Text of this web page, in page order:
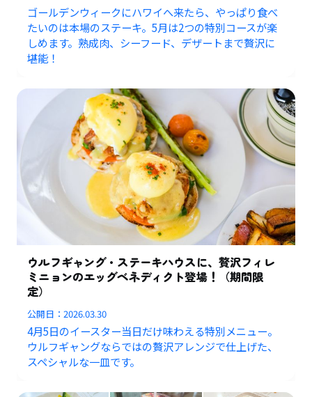
ゴールデンウィークにハワイへ来たら、やっぱり食べ
たいのは本場のステーキ。5月は2つの特別コースが楽
しめます。熟成肉、シーフード、デザートまで贅沢に
堪能！
ウルフギャング・ステーキハウスに、贅沢フィレ
ミニョンのエッグベネディクト登場！（期間限
定）
公開日：2026.03.30
4月5日のイースター当日だけ味わえる特別メニュー。
ウルフギャングならではの贅沢アレンジで仕上げた、
スペシャルな一皿です。